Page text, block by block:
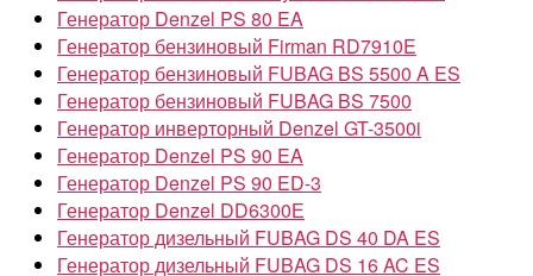
Генератор Denzel PS 80 EA
Генератор бензиновый Firman RD7910E
Генератор бензиновый FUBAG BS 5500 A ES
Генератор бензиновый FUBAG BS 7500
Генератор инверторный Denzel GT-3500i
Генератор Denzel PS 90 EA
Генератор Denzel PS 90 ED-3
Генератор Denzel DD6300Е
Генератор дизельный FUBAG DS 40 DA ES
Генератор дизельный FUBAG DS 16 AC ES